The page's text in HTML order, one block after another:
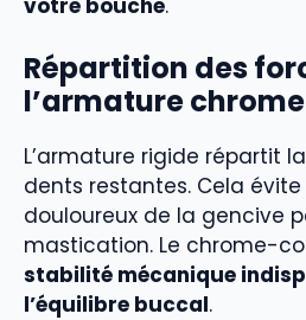
votre bouche.
Répartition des
l’armature
L’armature rigide répartit
dents restantes. Cela évite
douloureux de la gencive
mastication. Le chrome-
stabilité mécanique
l’équilibre buccal.